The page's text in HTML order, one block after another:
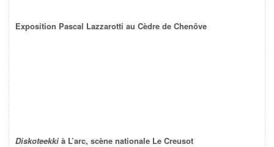
Exposition Pascal Lazzarotti au Cèdre de Chenôve
Diskoteekki à L’arc, scène nationale Le Creusot